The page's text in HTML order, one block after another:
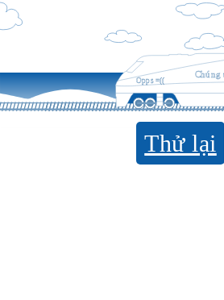
Opps =((
Chúng
Thử lại